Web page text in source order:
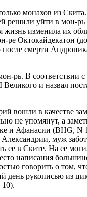
монахов из
решили уйти в мон-рь
жизнь изменила их
Октокайдекатон
после смерти
рь. В соответствии
и назвал
вошли в качестве
не упомянут, а
и Афанасии (BHG,
муж
ее в Ските. На ее
написания
говорить о том,
день рукописью из
10).